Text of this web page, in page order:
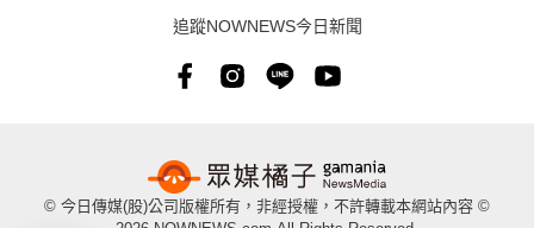
追蹤NOWNEWS今日新聞
© 今日傳媒(股)公司版權所有，非經授權，不許轉載本網站內容 ©